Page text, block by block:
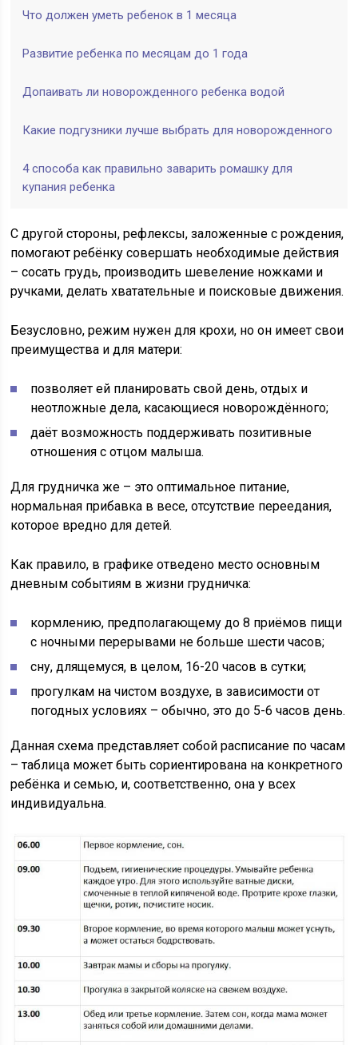
Что должен уметь ребенок в 1 месяца
Развитие ребенка по месяцам до 1 года
Допаивать ли новорожденного ребенка водой
Какие подгузники лучше выбрать для новорожденного
4 способа как правильно заварить ромашку для
купания ребенка
С другой стороны, рефлексы, заложенные с рождения,
помогают ребёнку совершать необходимые действия
– сосать грудь, производить шевеление ножками и
ручками, делать хватательные и поисковые движения.
Безусловно, режим нужен для крохи, но он имеет свои
преимущества и для матери:
позволяет ей планировать свой день, отдых и
неотложные дела, касающиеся новорождённого;
даёт возможность поддерживать позитивные
отношения с отцом малыша.
Для грудничка же – это оптимальное питание,
нормальная прибавка в весе, отсутствие переедания,
которое вредно для детей.
Как правило, в графике отведено место основным
дневным событиям в жизни грудничка:
кормлению, предполагающему до 8 приёмов пищи
с ночными перерывами не больше шести часов;
сну, длящемуся, в целом, 16-20 часов в сутки;
прогулкам на чистом воздухе, в зависимости от
погодных условиях – обычно, это до 5-6 часов день.
Данная схема представляет собой расписание по часам
– таблица может быть сориентирована на конкретного
ребёнка и семью, и, соответственно, она у всех
индивидуальна.